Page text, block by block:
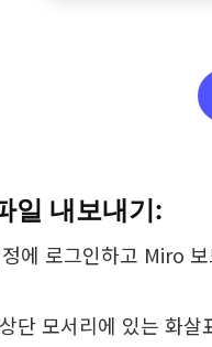
일 내보내기:
에 로그인하고 Miro
단 모서리에 있는 화살